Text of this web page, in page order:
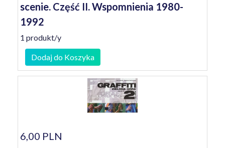
scenie. Część II. Wspomnienia 1980-
1992
1 produkt/y
Dodaj do Koszyka
6,00 PLN